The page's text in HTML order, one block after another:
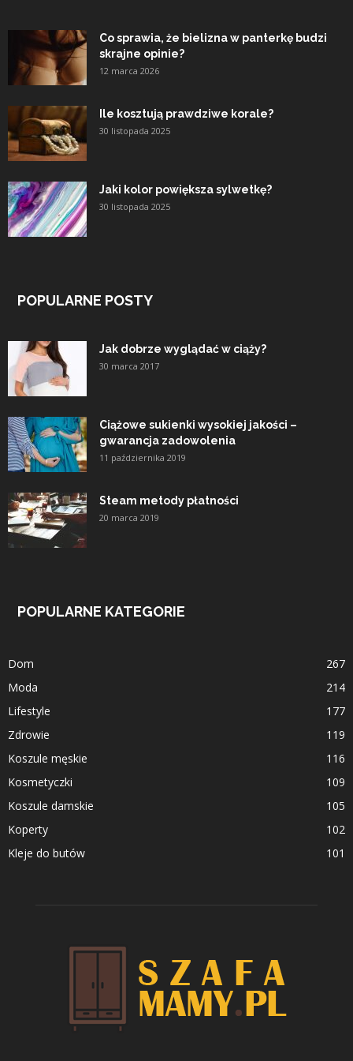
Co sprawia, że bielizna w panterkę budzi
skrajne opinie?
12 marca 2026
Ile kosztują prawdziwe korale?
30 listopada 2025
Jaki kolor powiększa sylwetkę?
30 listopada 2025
POPULARNE POSTY
Jak dobrze wyglądać w ciąży?
30 marca 2017
Ciążowe sukienki wysokiej jakości –
gwarancja zadowolenia
11 października 2019
Steam metody płatności
20 marca 2019
POPULARNE KATEGORIE
Dom
267
Moda
214
Lifestyle
177
Zdrowie
119
Koszule męskie
116
Kosmetyczki
109
Koszule damskie
105
Koperty
102
Kleje do butów
101